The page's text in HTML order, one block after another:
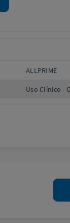
ALLPRIME
Uso Clínico -